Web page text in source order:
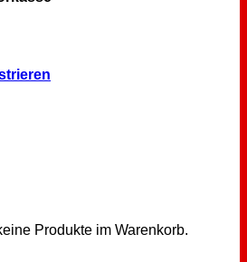
Produkte im Warenkorb.